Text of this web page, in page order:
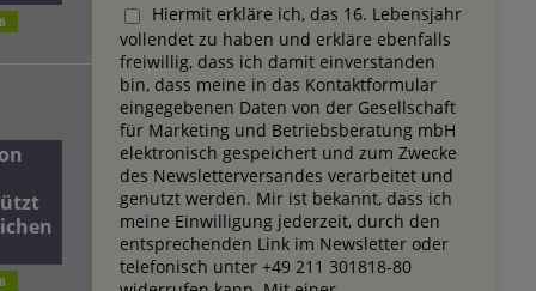
Hiermit erkläre ich, das 16. Lebensjahr
vollendet zu haben und erkläre ebenfalls
freiwillig, dass ich damit einverstanden
bin, dass meine in das Kontaktformular
eingegebenen Daten von der Gesellschaft
für Marketing und Betriebsberatung mbH
elektronisch gespeichert und zum Zwecke
des Newsletterversandes verarbeitet und
genutzt werden. Mir ist bekannt, dass ich
meine Einwilligung jederzeit, durch den
entsprechenden Link im Newsletter oder
telefonisch unter +49 211 301818-80